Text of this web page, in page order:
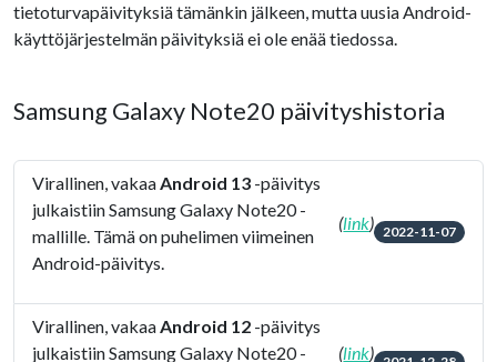
tietoturvapäivityksiä tämänkin jälkeen, mutta uusia Android-
käyttöjärjestelmän päivityksiä ei ole enää tiedossa.
Samsung Galaxy Note20 päivityshistoria
Virallinen, vakaaAndroid 13 -päivitys
julkaistiin Samsung Galaxy Note20 -
mallille. Tämä on puhelimen viimeinen
Android-päivitys.
(link) 2022-11-07
Virallinen, vakaaAndroid 12 -päivitys
julkaistiin Samsung Galaxy Note20 -
(link)